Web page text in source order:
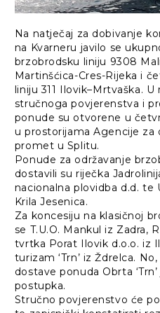
Na natječaj za dobivanje
na Kvarneru javilo se
brzobrodsku liniju 9308
Martinšćica-Cres-Rijeka i
liniju 311 Ilovik–Mrtvaška.
stručnoga povjerenstva i
ponude su otvorene u
u prostorijama Agencije za
promet u Splitu.
Ponude za održavanje
dostavili su riječka
nacionalna plovidba d.d. te
Krila Jesenica.
Za koncesiju na klasičnoj
se T.U.O. Mankul iz Zadra,
tvrtka Porat Ilovik d.o.o. iz
turizam ‘Trn’ iz Ždrelca.
dostave ponuda Obrta
postupka.
Stručno povjerenstvo će